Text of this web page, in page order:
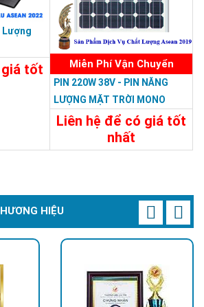
Lượng
giá tốt
Miễn Phí Vận Chuyển
PIN 220W 38V - PIN NĂNG
LƯỢNG MẶT TRỜI MONO
220W-38V
Liên hệ để có giá tốt
nhất
HIỆU